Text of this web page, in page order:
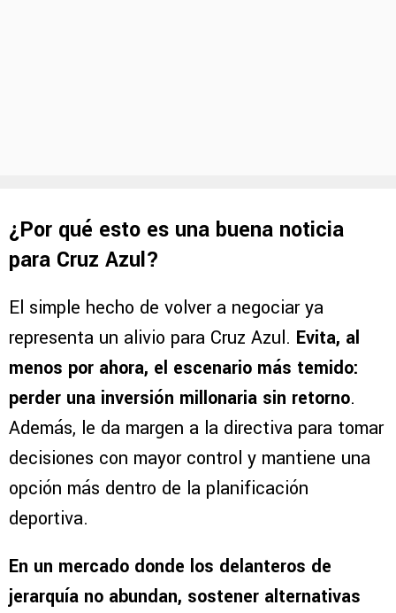
¿Por qué esto es una buena noticia
para Cruz Azul?
El simple hecho de volver a negociar ya
representa un alivio para Cruz Azul. Evita, al
menos por ahora, el escenario más temido:
perder una inversión millonaria sin retorno.
Además, le da margen a la directiva para tomar
decisiones con mayor control y mantiene una
opción más dentro de la planificación
deportiva.
En un mercado donde los delanteros de
jerarquía no abundan, sostener alternativas